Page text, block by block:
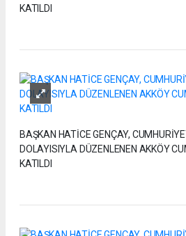
KATILDI
BAŞKAN HATİCE GENÇAY,
DOLAYISIYLA DÜZENLENEN AKKÖY
KATILDI